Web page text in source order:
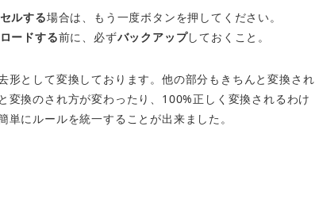
ルする場合は、もう一度ボタンを押してください。
ードする前に、必ずバックアップしておくこと。
として変換しております。他の部分もきちんと変換され
換のされ方が変わったり、100%正しく変換されるわけ
にルールを統一することが出来ました。